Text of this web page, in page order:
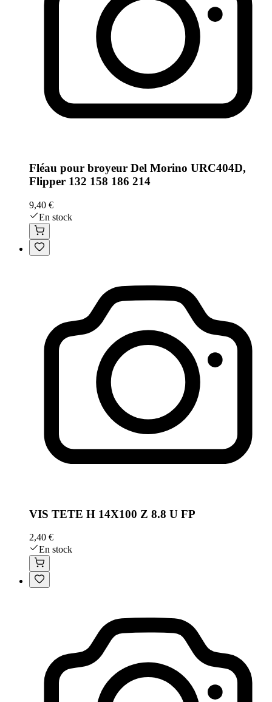
Fléau pour broyeur Del Morino URC404D,
Flipper 132 158 186 214
9,40 €
En stock
VIS TETE H 14X100 Z 8.8 U FP
2,40 €
En stock